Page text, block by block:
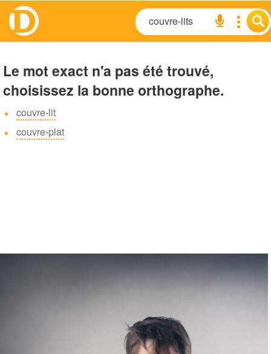
Le mot exact n'a pas été trouvé,
choisissez la bonne orthographe.
couvre-lit
couvre-plat